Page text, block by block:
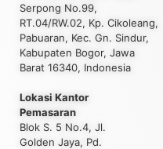
Serpong No.99,
RT.04/RW.02, Kp. Cikoleang,
Pabuaran, Kec. Gn. Sindur,
Kabupaten Bogor, Jawa
Barat 16340, Indonesia
Lokasi Kantor
Pemasaran
Blok S. 5 No.4, Jl.
Golden Jaya, Pd.